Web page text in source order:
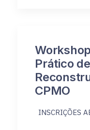
Prático
CPMO
INSCRIÇÕES